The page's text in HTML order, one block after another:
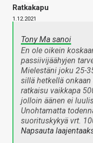
Ratkakapu
1.12.2021
Tony Ma sanoi
En ole oikein
passiivijäähyjen
Mielestäni joku 25-
sillä hetkellä
ratkaisu vaikkapa
jolloin äänen ei
Unohtamatta
suorituskykyä vrt.
Napsauta